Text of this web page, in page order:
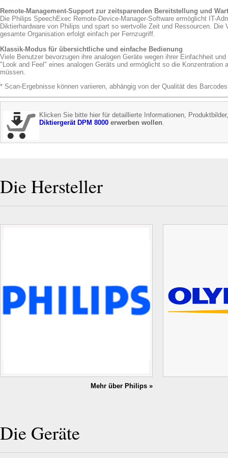
Remote-Management-Support zur zeitsparenden Bereitstellung und
Die Philips SpeechExec Remote-Device-Manager-Software ermöglicht IT-
Diktierhardware von Philips und spart so wertvolle Zeit und Ressourcen.
gesamte Organisation erfolgt einfach per Fernzugriff.
Klassik-Modus für übersichtliche und einfache Bedienung
Viele Benutzer bevorzugen ihre analogen Geräte wegen ihrer Einfachheit
"Look and Feel" eines analogen Geräts und ermöglicht so die
müssen.
* Scan-Ergebnisse können variieren, abhängig von der Qualität des
Klicken Sie bitte hier für detaillierte Informationen,
Diktiergerät DPM 8000 erwerben wollen
Die Hersteller
Mehr über Philips »
Die Geräte